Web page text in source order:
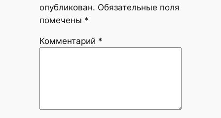
опубликован. Обязательные поля
помечены *
Комментарий *